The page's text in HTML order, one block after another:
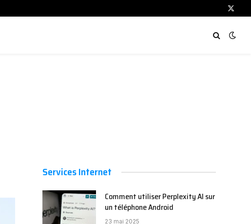
X
Services Internet
Comment utiliser Perplexity AI sur
un téléphone Android
23 mai 2025